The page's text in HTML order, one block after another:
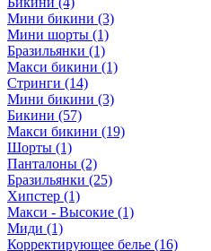
Мини бикини (3)
Мини шорты (1)
Бразильянки (1)
Макси бикини (1)
Стринги (14)
Мини бикини (3)
Бикини (57)
Макси бикини (19)
Шорты (1)
Панталоны (2)
Бразильянки (25)
Хипстер (1)
Макси - Высокие (1)
Миди (1)
Корректирующее белье (16)